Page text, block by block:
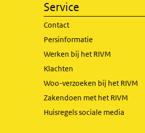
Service
Contact
Persinformatie
Werken bij het RIVM
Klachten
Woo-verzoeken bij het RIVM
Zakendoen met het RIVM
Huisregels sociale media